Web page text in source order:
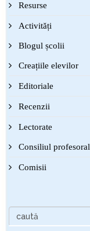
Resurse
Activități
Blogul școlii
Creațiile elevilor
Editoriale
Recenzii
Lectorate
Consiliul profesoral
Comisii